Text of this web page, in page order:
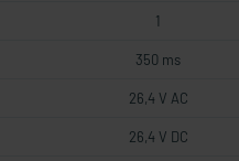
1
350 ms
26,4 V AC
26,4 V DC